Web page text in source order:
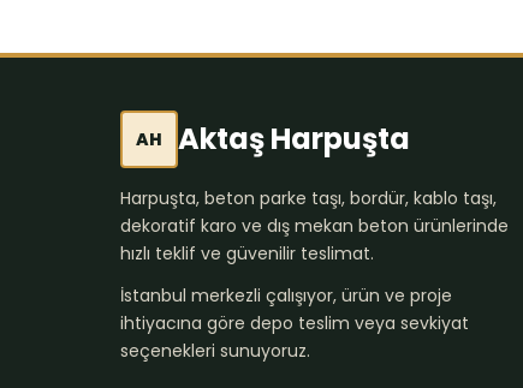
AH Aktaş Harpuşta
Harpuşta, beton parke taşı, bordür, kablo taşı,
dekoratif karo ve dış mekan beton ürünlerinde
hızlı teklif ve güvenilir teslimat.
İstanbul merkezli çalışıyor, ürün ve proje
ihtiyacına göre depo teslim veya sevkiyat
seçenekleri sunuyoruz.